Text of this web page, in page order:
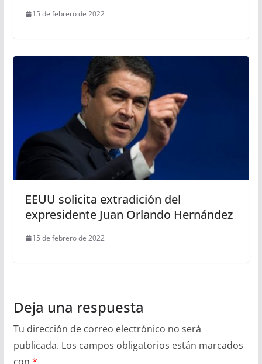
15 de febrero de 2022
EEUU solicita extradición del
expresidente Juan Orlando Hernández
15 de febrero de 2022
Deja una respuesta
Tu dirección de correo electrónico no será
publicada. Los campos obligatorios están marcados